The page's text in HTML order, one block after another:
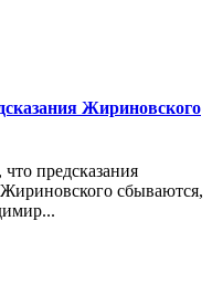
Жириновского
предсказания
сбываются,